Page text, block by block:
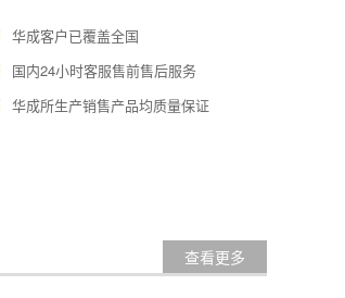
华成客户已覆盖全国
国内24小时客服售前售后服务
华成所生产销售产品均质量保证
查看更多